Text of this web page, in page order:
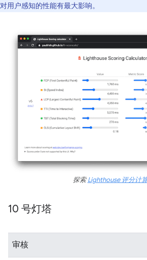
对用户感知的性能有最大影响。
探索Lighthouse 评分计
10 号灯塔
审核